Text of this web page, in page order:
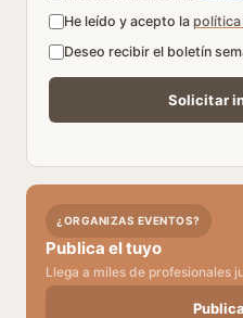
He leído y acepto la
Deseo recibir el boletín
¿ORGANIZAS EVENTOS?
Publica el tuyo
Llega a miles de profesionales